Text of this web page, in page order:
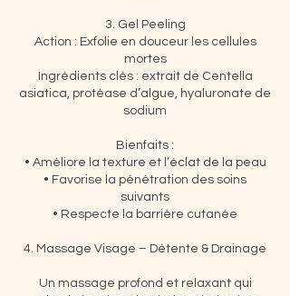
3. Gel Peeling
Action : Exfolie en douceur les cellules
mortes
Ingrédients clés : extrait de Centella
asiatica, protéase d’algue, hyaluronate de
sodium
Bienfaits :
• Améliore la texture et l’éclat de la peau
• Favorise la pénétration des soins
suivants
• Respecte la barrière cutanée
4. Massage Visage – Détente & Drainage
Un massage profond et relaxant qui